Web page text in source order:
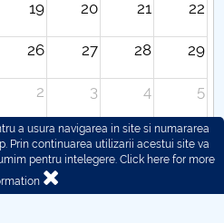
19 20 21 22
26 27 28 29
2 3 4 5
a usura navigarea in site si numararea
Prin continuarea utilizarii acestui site va
pentru intelegere. Click here for more